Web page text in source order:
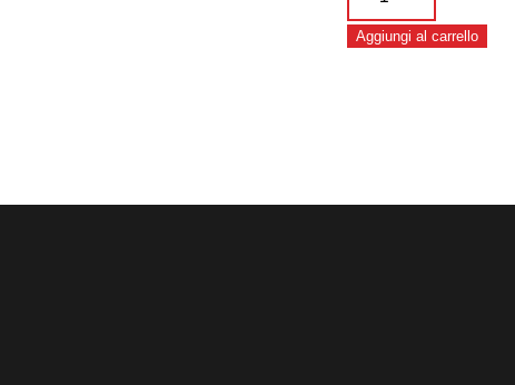
Bar
Aggiungi al carrello